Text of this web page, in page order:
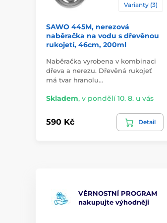
Varianty (3)
SAWO 445M, nerezová
naběračka na vodu s dřevěnou
rukojetí, 46cm, 200ml
Naběračka vyrobena v kombinaci
dřeva a nerezu. Dřevěná rukojeť
má tvar hranolu…
Skladem, v pondělí 10. 8. u vás
590 Kč Detail
VĚRNOSTNÍ PROGRAM
nakupujte výhodněji